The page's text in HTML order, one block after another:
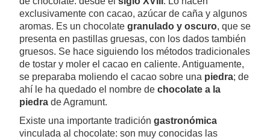
exclusivamente con cacao, azúcar de caña y algunos
aromas. Es un chocolate granulado y oscuro, que se
presenta en pastillas gruesas, con los dados también
gruesos. Se hace siguiendo los métodos tradicionales
de tostar y moler el cacao en caliente. Antiguamente,
se preparaba moliendo el cacao sobre una piedra; de
ahí le ha quedado el nombre de chocolate a la
piedra de Agramunt.
Existe una importante tradición gastronómica
vinculada al chocolate: son muy conocidas las